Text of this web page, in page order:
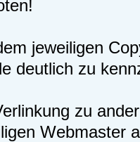
jeweiligen
deutlich zu
zu
Webmaster